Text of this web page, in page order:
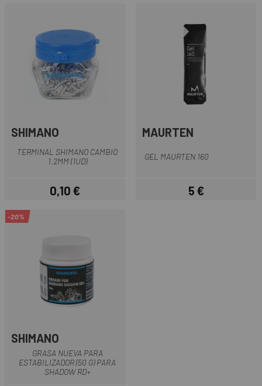
SHIMANO
TERMINAL SHIMANO CAMBIO
1.2MM (1UD)
Precio
0,10 €
MAURTEN
GEL MAURTEN 160
Precio
5 €
-20%
SHIMANO
GRASA NUEVA PARA
ESTABILIZADOR (50 G) PARA
SHADOW RD+